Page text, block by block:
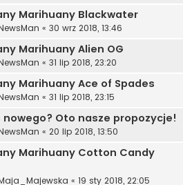
Marihuany Blackwater
« 30 wrz 2018, 13:46
Marihuany Alien OG
« 31 lip 2018, 23:20
Marihuany Ace of Spades
« 31 lip 2018, 23:15
nowego? Oto nasze propozycje!
« 20 lip 2018, 13:50
Marihuany Cotton Candy
« 19 sty 2018, 22:05